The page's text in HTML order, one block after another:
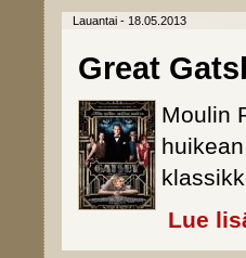
Lauantai - 18.05.2013
Great
Moulin
Lue